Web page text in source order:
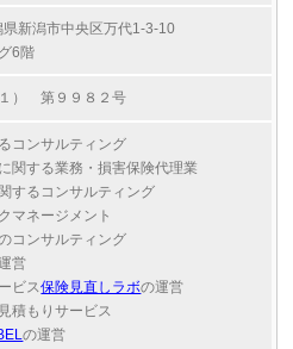
新潟市中央区万代1-3-10
6階
） 第９９８２号
コンサルティング
関する業務・損害保険代理業
するコンサルティング
マネージメント
コンサルティング
営
ビス保険見直しラボの運営
積もりサービス
の運営